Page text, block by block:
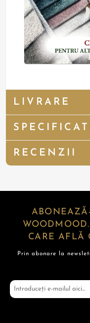
LIVRARE
RECENZII
CARE AFLĂ
Prin abonare la